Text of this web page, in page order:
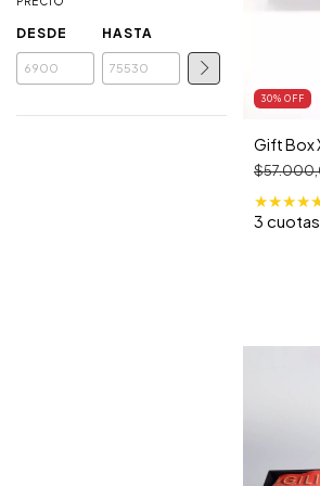
DESDE HASTA
30% OFF
Gift Box
★★★★
3